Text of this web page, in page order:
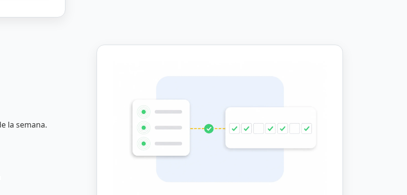
la semana.